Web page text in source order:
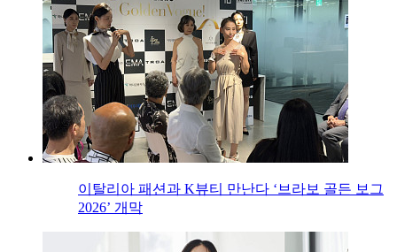
이탈리아 패션과 K뷰티 만난다 ‘브라보 골든 보그
2026’ 개막